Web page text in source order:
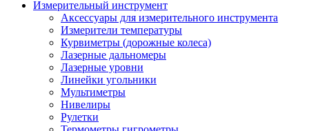
Измерительный инструмент
Аксессуары для измерительного инструмента
Измерители температуры
Курвиметры (дорожные колеса)
Лазерные дальномеры
Лазерные уровни
Линейки угольники
Мультиметры
Нивелиры
Рулетки